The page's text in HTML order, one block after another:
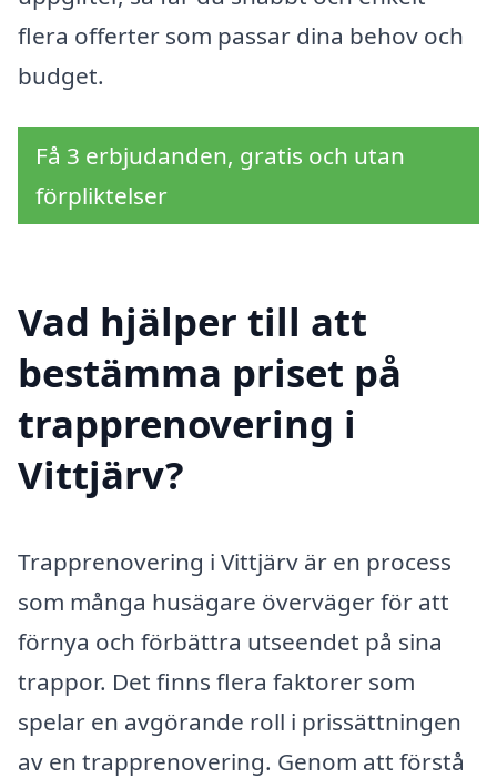
flera offerter som passar dina behov och
budget.
Få 3 erbjudanden, gratis och utan
förpliktelser
Vad hjälper till att
bestämma priset på
trapprenovering i
Vittjärv?
Trapprenovering i Vittjärv är en process
som många husägare överväger för att
förnya och förbättra utseendet på sina
trappor. Det finns flera faktorer som
spelar en avgörande roll i prissättningen
av en trapprenovering. Genom att förstå